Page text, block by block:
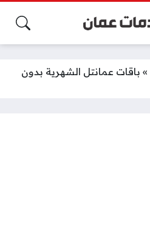
» باقات عمانتل الشهرية بدون